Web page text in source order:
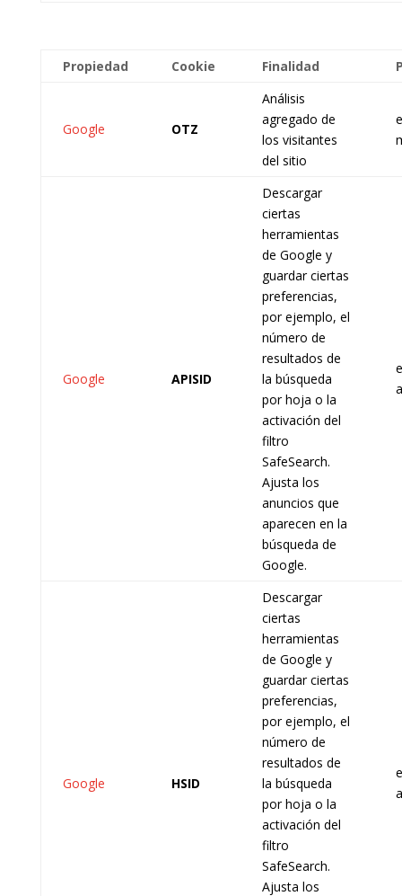
Propiedad Cookie Finalidad
Google OTZ
Análisis
agregado de
los visitantes
del sitio
Google APISID
Descargar
ciertas
herramientas
de Google y
guardar ciertas
preferencias,
por ejemplo, el
número de
resultados de
la búsqueda
por hoja o la
activación del
filtro
SafeSearch.
Ajusta los
anuncios que
aparecen en la
búsqueda de
Google.
Google HSID
Descargar
ciertas
herramientas
de Google y
guardar ciertas
preferencias,
por ejemplo, el
número de
resultados de
la búsqueda
por hoja o la
activación del
filtro
SafeSearch.
Ajusta los